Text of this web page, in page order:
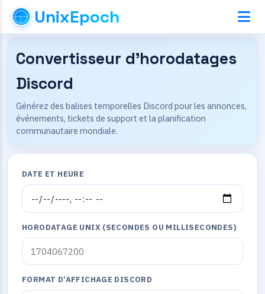
UnixEpoch
Convertisseur d’horodatages
Discord
Générez des balises temporelles Discord pour les annonces,
événements, tickets de support et la planification
communautaire mondiale.
DATE ET HEURE
HORODATAGE UNIX (SECONDES OU MILLISECONDES)
FORMAT D’AFFICHAGE DISCORD